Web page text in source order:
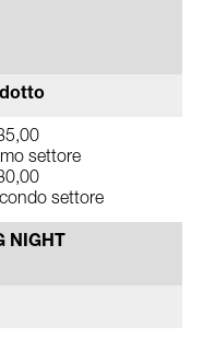
settore
settore
NIGHT